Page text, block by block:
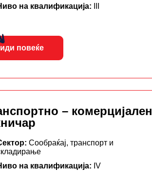
на квалификација:
повеќе
– комерцијален
Сообраќај, транспорт и
на квалификација: IV